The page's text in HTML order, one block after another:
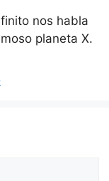
nos habla
planeta X.